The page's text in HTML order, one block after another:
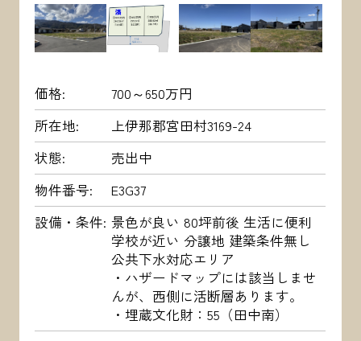
価格
700～650万円
所在地
上伊那郡宮田村3169-24
状態
売出中
物件番号
E3G37
設備・条件 景色が良い 80坪前後 生活に便利
学校が近い 分譲地 建築条件無し
公共下水対応エリア
・ハザードマップには該当しませ
んが、西側に活断層あります。
・埋蔵文化財：55（田中南）